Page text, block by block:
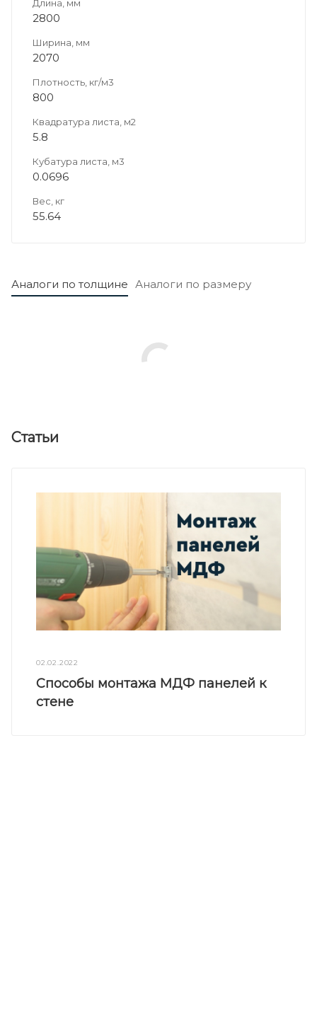
Длина, мм
2800
Ширина, мм
2070
Плотность, кг/м3
800
Квадратура листа, м2
5.8
Кубатура листа, м3
0.0696
Вес, кг
55.64
Аналоги по толщине Аналоги по размеру
Статьи
02.02.2022
Способы монтажа МДФ панелей к
стене